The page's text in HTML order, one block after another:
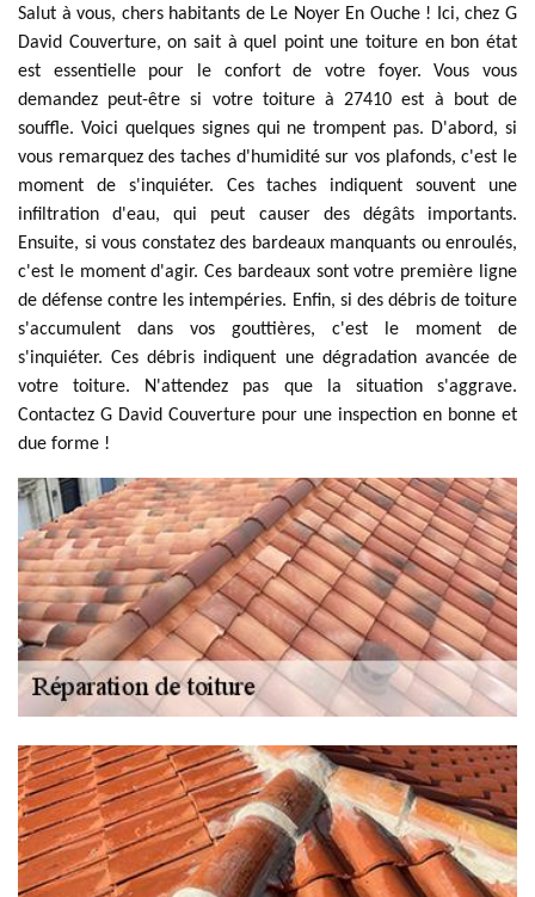
Salut à vous, chers habitants de Le Noyer En Ouche ! Ici, chez G
David Couverture, on sait à quel point une toiture en bon état
est essentielle pour le confort de votre foyer. Vous vous
demandez peut-être si votre toiture à 27410 est à bout de
souffle. Voici quelques signes qui ne trompent pas. D'abord, si
vous remarquez des taches d'humidité sur vos plafonds, c'est le
moment de s'inquiéter. Ces taches indiquent souvent une
infiltration d'eau, qui peut causer des dégâts importants.
Ensuite, si vous constatez des bardeaux manquants ou enroulés,
c'est le moment d'agir. Ces bardeaux sont votre première ligne
de défense contre les intempéries. Enfin, si des débris de toiture
s'accumulent dans vos gouttières, c'est le moment de
s'inquiéter. Ces débris indiquent une dégradation avancée de
votre toiture. N'attendez pas que la situation s'aggrave.
Contactez G David Couverture pour une inspection en bonne et
due forme !